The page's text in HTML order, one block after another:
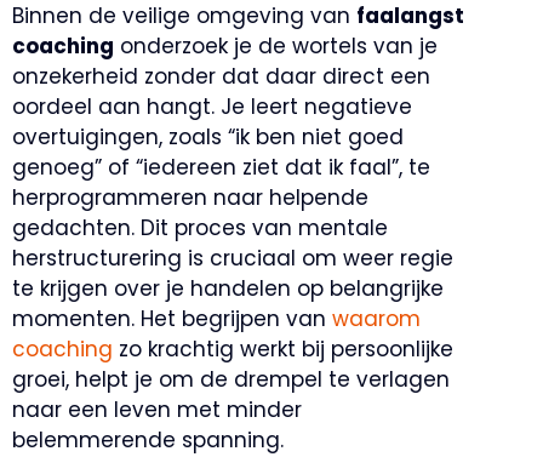
Binnen de veilige omgeving van faalangst
coaching onderzoek je de wortels van je
onzekerheid zonder dat daar direct een
oordeel aan hangt. Je leert negatieve
overtuigingen, zoals “ik ben niet goed
genoeg” of “iedereen ziet dat ik faal”, te
herprogrammeren naar helpende
gedachten. Dit proces van mentale
herstructurering is cruciaal om weer regie
te krijgen over je handelen op belangrijke
momenten. Het begrijpen van waarom
coaching zo krachtig werkt bij persoonlijke
groei, helpt je om de drempel te verlagen
naar een leven met minder
belemmerende spanning.